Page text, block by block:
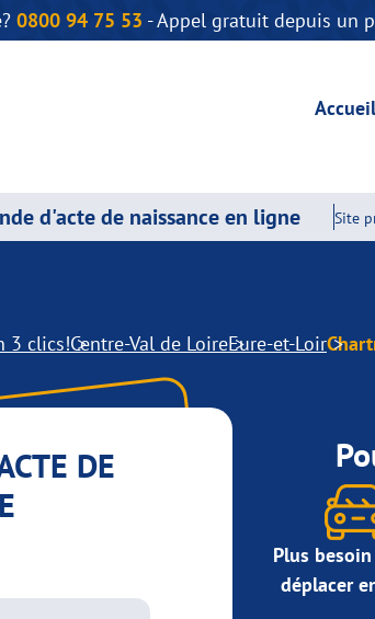
0800 94 75 53 - Appel gratuit depuis un
Accueil
d'acte de naissance en ligne Site
3 clics!Centre-Val de LoireEure-et-Loir
DE
Plus
déplacer